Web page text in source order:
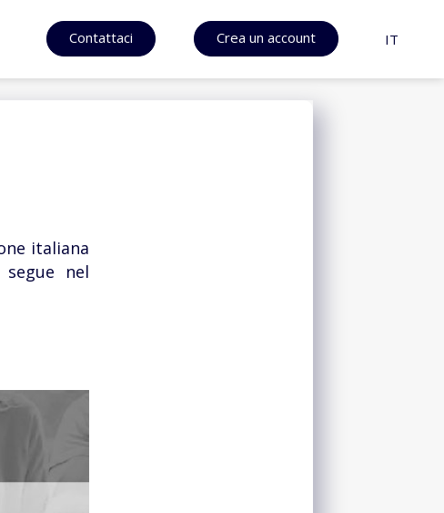
Contattaci Crea un account IT
italiana
nel